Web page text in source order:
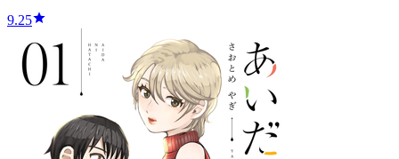
9.25